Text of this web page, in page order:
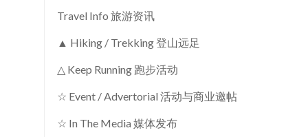
Travel Info 旅游资讯
▲ Hiking / Trekking 登山远足
△ Keep Running 跑步活动
☆ Event / Advertorial 活动与商业邀帖
☆ In The Media 媒体发布